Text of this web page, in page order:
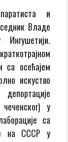
и
Владе
са осећајем
искуство
у
са
на СССР у